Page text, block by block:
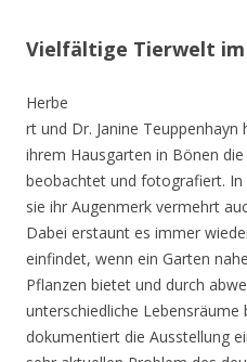
Vielfältige Tierwelt im
Herbe
rt und Dr. Janine Teuppenhayn
ihrem Hausgarten in Bönen
beobachtet und fotografiert. In
sie ihr Augenmerk vermehrt
Dabei erstaunt es immer
einfindet, wenn ein Garten
Pflanzen bietet und durch
unterschiedliche
dokumentiert die Ausstellung